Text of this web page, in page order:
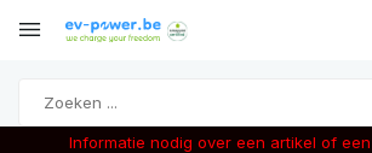
Informatie nodig over een artikel of